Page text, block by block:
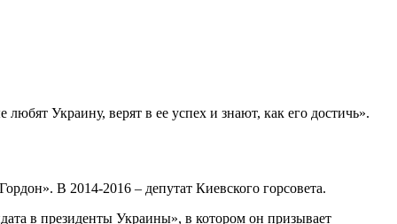
Украину, верят в ее успех и знают, как его достичь».
В 2014-2016 – депутат Киевского горсовета.
в президенты Украины», в котором он призывает